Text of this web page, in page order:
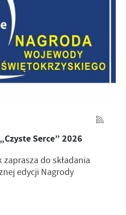
Serce” 2026
do składania
edycji Nagrody